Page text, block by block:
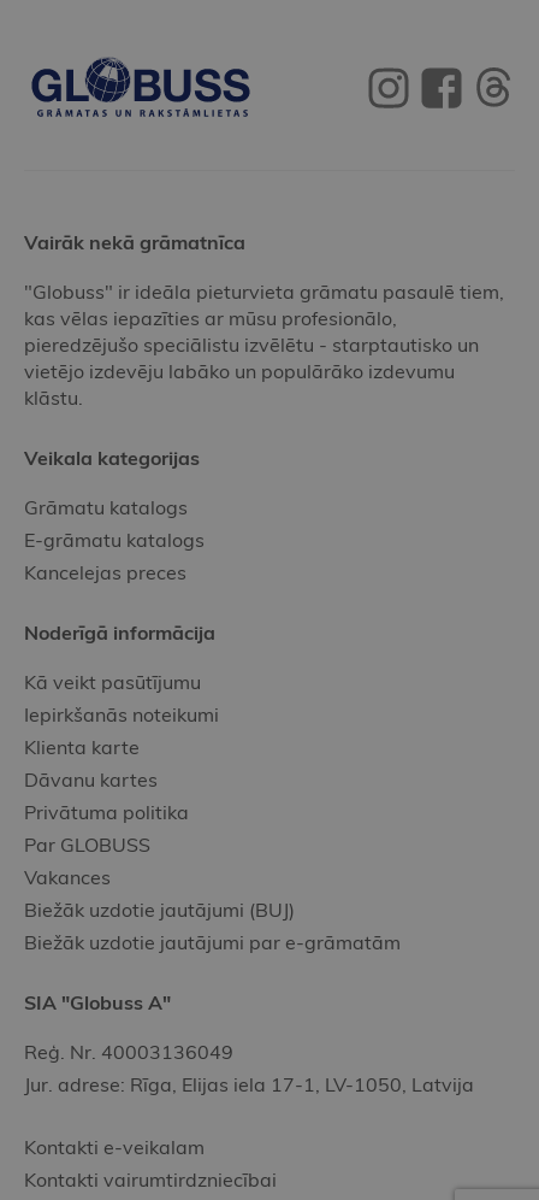
Vairāk nekā grāmatnīca
"Globuss" ir ideāla pieturvieta grāmatu pasaulē tiem,
kas vēlas iepazīties ar mūsu profesionālo,
pieredzējušo speciālistu izvēlētu - starptautisko un
vietējo izdevēju labāko un populārāko izdevumu
klāstu.
Veikala kategorijas
Grāmatu katalogs
E-grāmatu katalogs
Kancelejas preces
Noderīgā informācija
Kā veikt pasūtījumu
Iepirkšanās noteikumi
Klienta karte
Dāvanu kartes
Privātuma politika
Par GLOBUSS
Vakances
Biežāk uzdotie jautājumi (BUJ)
Biežāk uzdotie jautājumi par e-grāmatām
SIA "Globuss A"
Reģ. Nr. 40003136049
Jur. adrese: Rīga, Elijas iela 17-1, LV-1050, Latvija
Kontakti e-veikalam
Kontakti vairumtirdzniecībai